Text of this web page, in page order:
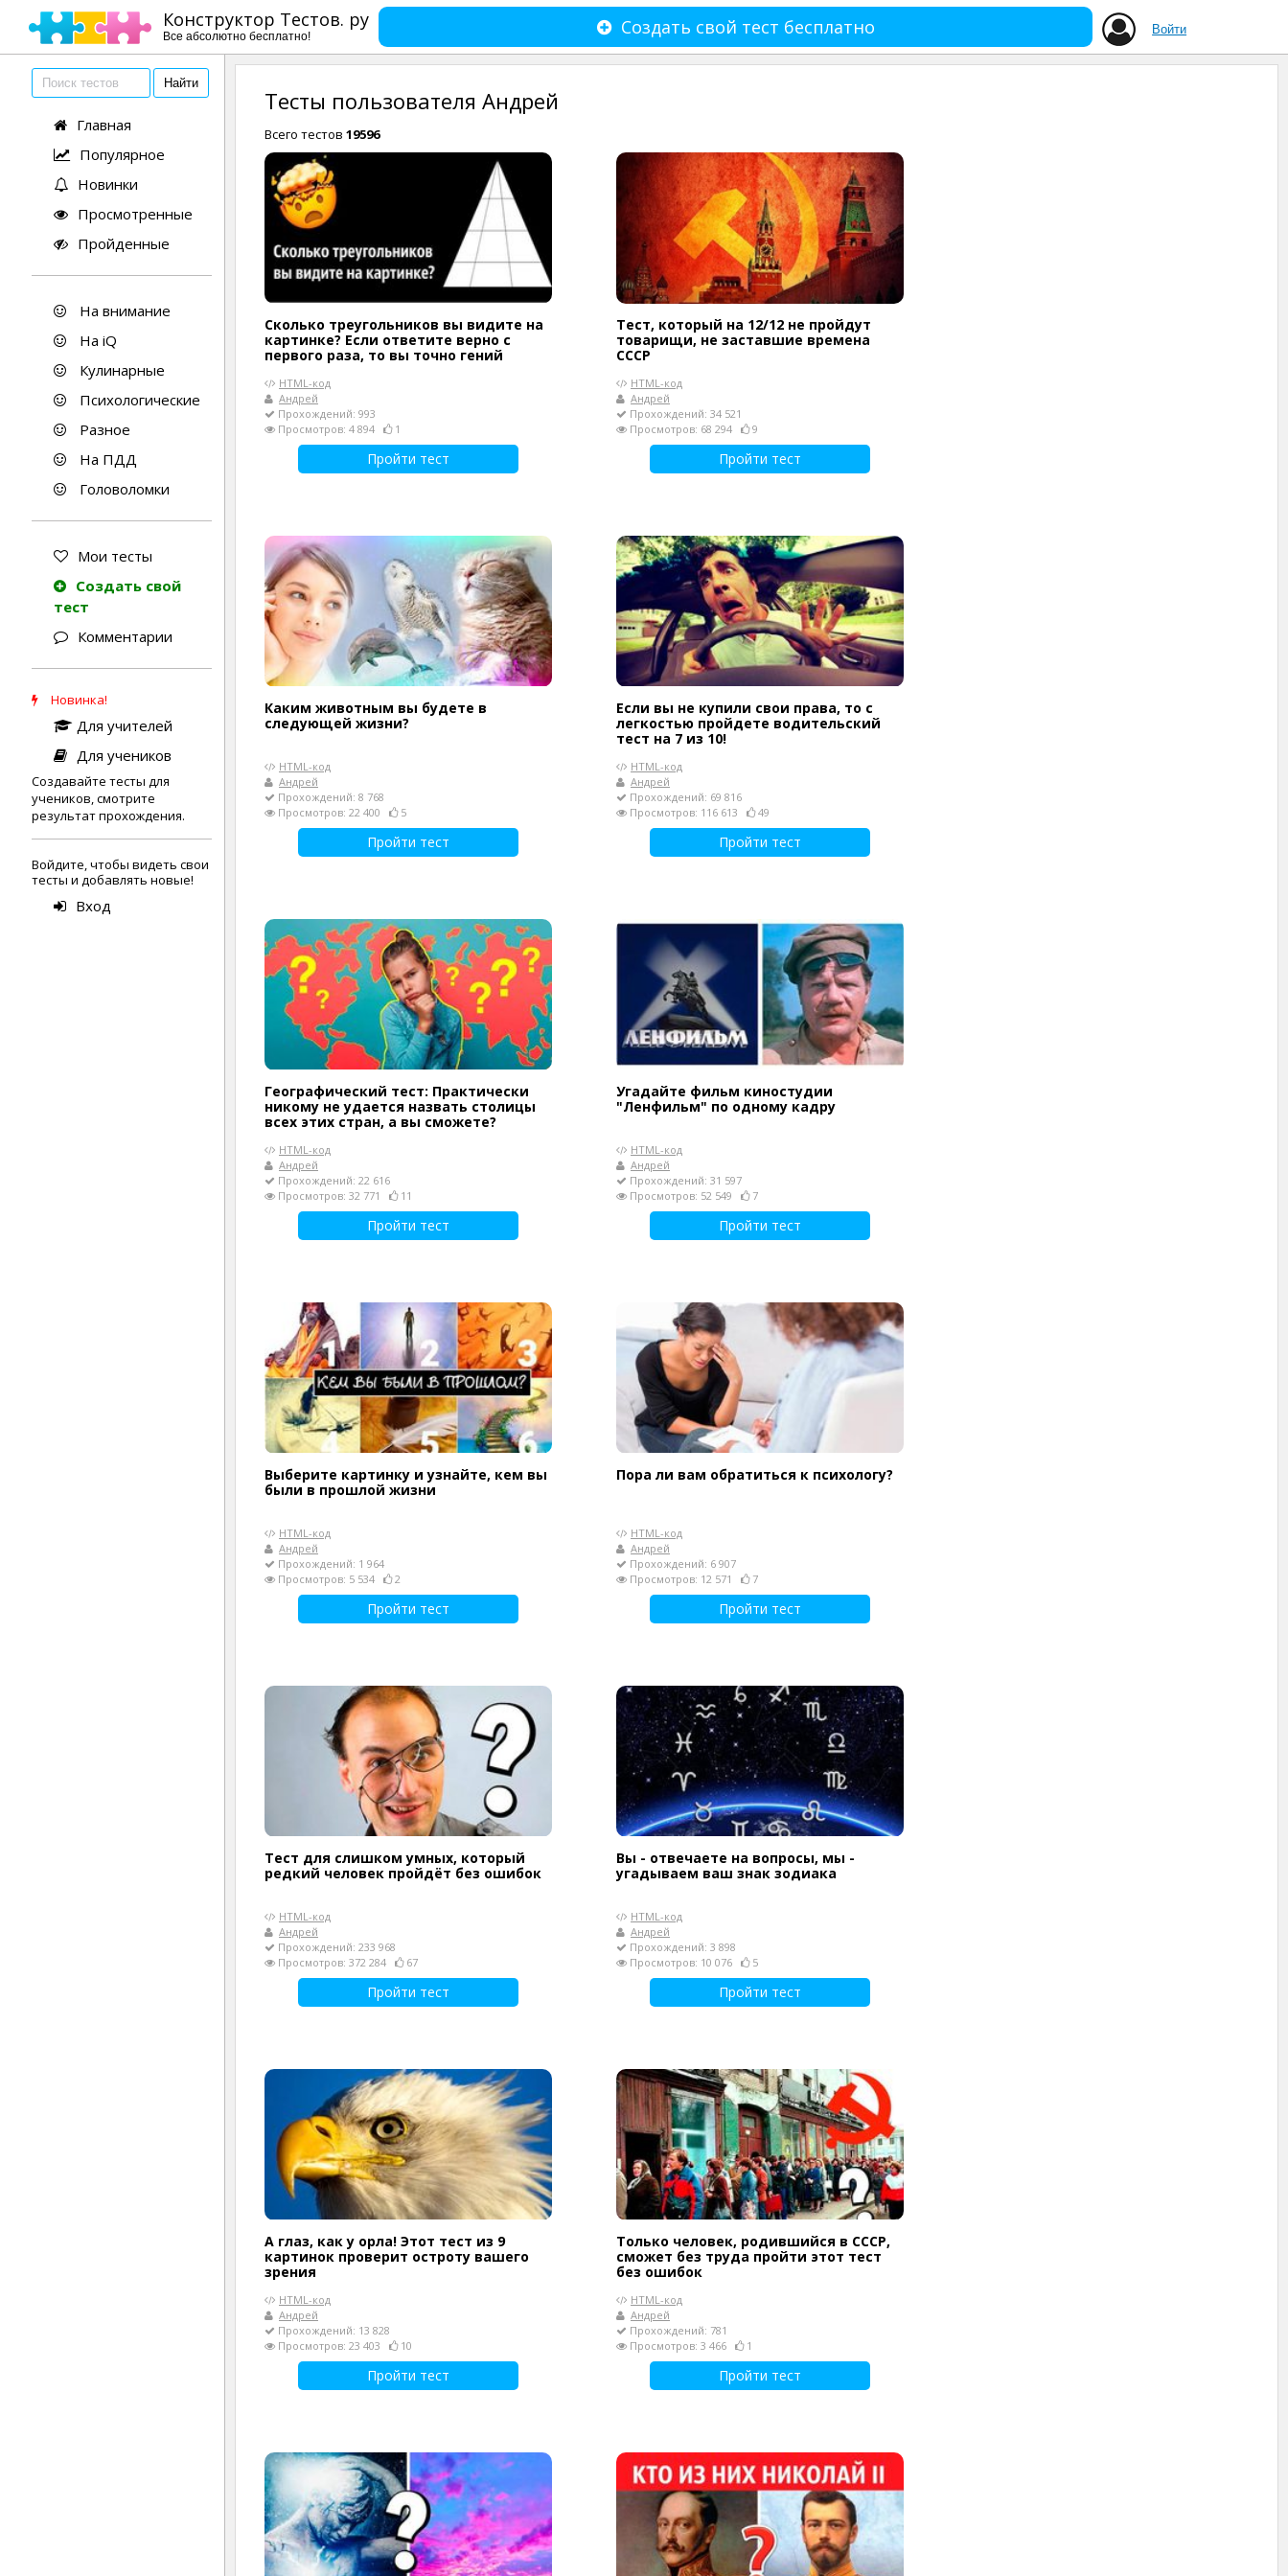
Конструктор Тестов. ру
Все абсолютно бесплатно! Войти
Создать свой тест бесплатно
Главная
Популярное
Новинки
Просмотренные
Пройденные
На внимание
На iQ
Кулинарные
Психологические
Разное
На ПДД
Головоломки
Мои тесты
Создать свой
тест
Комментарии
Новинка!
Для учителей
Для учеников
Создавайте тесты для
учеников, смотрите
результат прохождения.
Войдите, чтобы видеть свои
тесты и добавлять новые!
Вход
Тесты пользователя Андрей
Всего тестов 19596
Сколько треугольников вы видите на
картинке? Если ответите верно с
первого раза, то вы точно гений
HTML-код
Андрей
Прохождений: 993
Просмотров: 4 894
1
Пройти тест
Тест, который на 12/12 не пройдут
товарищи, не заставшие времена
СССР
HTML-код
Андрей
Прохождений: 34 521
Просмотров: 68 294
9
Пройти тест
Каким животным вы будете в
следующей жизни?
HTML-код
Андрей
Прохождений: 8 768
Просмотров: 22 400
5
Пройти тест
Если вы не купили свои права, то с
легкостью пройдете водительский
тест на 7 из 10!
HTML-код
Андрей
Прохождений: 69 816
Просмотров: 116 613
49
Пройти тест
Географический тест: Практически
никому не удается назвать столицы
всех этих стран, а вы сможете?
HTML-код
Андрей
Прохождений: 22 616
Просмотров: 32 771
11
Пройти тест
Угадайте фильм киностудии
"Ленфильм" по одному кадру
HTML-код
Андрей
Прохождений: 31 597
Просмотров: 52 549
7
Пройти тест
Выберите картинку и узнайте, кем вы
были в прошлой жизни
HTML-код
Андрей
Прохождений: 1 964
Просмотров: 5 534
2
Пройти тест
Пора ли вам обратиться к психологу?
HTML-код
Андрей
Прохождений: 6 907
Просмотров: 12 571
7
Пройти тест
Тест для слишком умных, который
редкий человек пройдёт без ошибок
HTML-код
Андрей
Прохождений: 233 968
Просмотров: 372 284
67
Пройти тест
Вы - отвечаете на вопросы, мы -
угадываем ваш знак зодиака
HTML-код
Андрей
Прохождений: 3 898
Просмотров: 10 076
5
Пройти тест
А глаз, как у орла! Этот тест из 9
картинок проверит остроту вашего
зрения
HTML-код
Андрей
Прохождений: 13 828
Просмотров: 23 403
10
Пройти тест
Только человек, родившийся в СССР,
сможет без труда пройти этот тест
без ошибок
HTML-код
Андрей
Прохождений: 781
Просмотров: 3 466
1
Пройти тест